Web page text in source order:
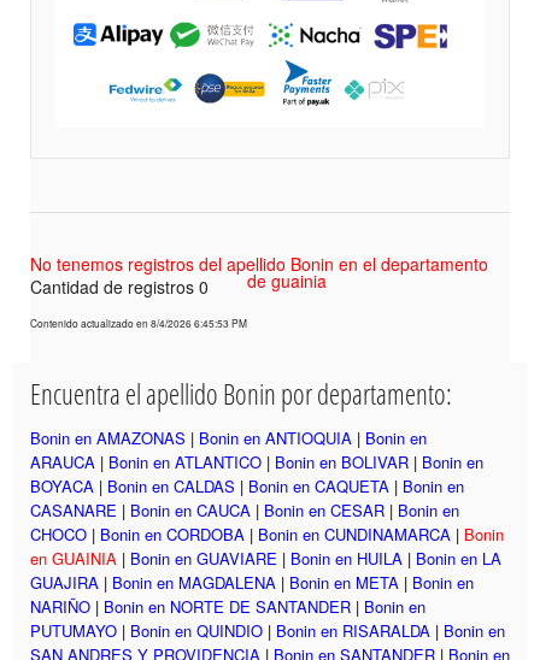
No tenemos registros del apellido Bonin en el departamento
de guainia
Cantidad de registros 0
Contenido actualizado en 8/4/2026 6:45:53 PM
Encuentra el apellido Bonin por departamento:
Bonin en AMAZONAS | Bonin en ANTIOQUIA | Bonin en
ARAUCA | Bonin en ATLANTICO | Bonin en BOLIVAR | Bonin en
BOYACA | Bonin en CALDAS | Bonin en CAQUETA | Bonin en
CASANARE | Bonin en CAUCA | Bonin en CESAR | Bonin en
CHOCO | Bonin en CORDOBA | Bonin en CUNDINAMARCA | Bonin
en GUAINIA | Bonin en GUAVIARE | Bonin en HUILA | Bonin en LA
GUAJIRA | Bonin en MAGDALENA | Bonin en META | Bonin en
NARIÑO | Bonin en NORTE DE SANTANDER | Bonin en
PUTUMAYO | Bonin en QUINDIO | Bonin en RISARALDA | Bonin en
SAN ANDRES Y PROVIDENCIA | Bonin en SANTANDER | Bonin en